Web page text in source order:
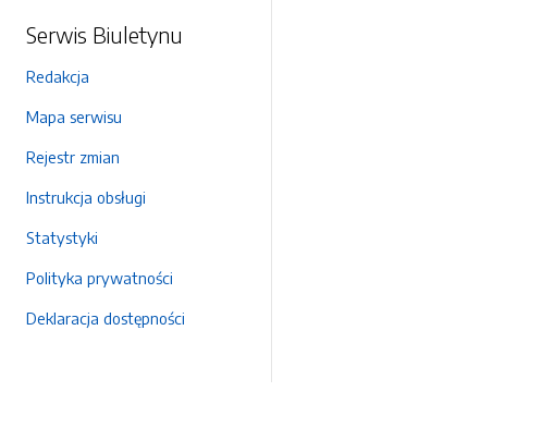
Serwis Biuletynu
Redakcja
Mapa serwisu
Rejestr zmian
Instrukcja obsługi
Statystyki
Polityka prywatności
Deklaracja dostępności